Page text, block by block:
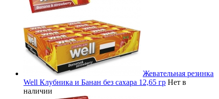
Жевательная резинка
Well Клубника и Банан без сахара 12,65 гр Нет в
наличии